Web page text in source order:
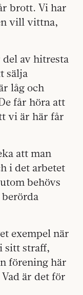
brott. Vi har
vill vittna,
av hitresta
sälja
låg och
får höra att
vi är här får
att man
i det arbetet
behövs
exempel när
sitt straff,
förening här
är det för